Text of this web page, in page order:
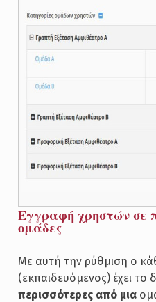
Εγγραφή χρηστών σε
ομάδες
Με αυτή την ρύθμιση ο
(εκπαιδευόμενος) έχει το
περισσότερες από μια